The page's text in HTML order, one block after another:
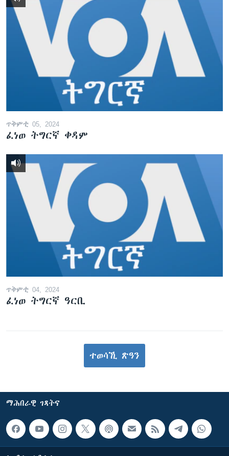
ጥቅምቲ 05, 2024
ፈነወ ትግርኛ ቀዳም
ጥቅምቲ 04, 2024
ፈነወ ትግርኛ ዓርቢ
ተወሳኺ ጽዓን
ማሕበራዊ ገጻትና